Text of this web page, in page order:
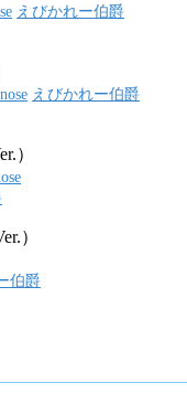
えびかれー伯爵
えびかれー伯爵
）
）
伯爵